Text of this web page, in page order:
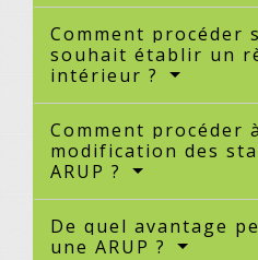
Comment procéder
souhait établir un
intérieur ?
Comment procéder
modification des
ARUP ?
De quel avantage
une ARUP ?